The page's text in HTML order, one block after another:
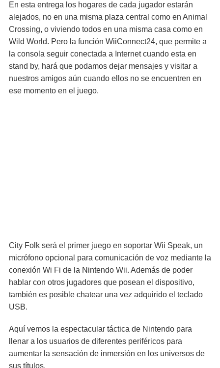
En esta entrega los hogares de cada jugador estarán
alejados, no en una misma plaza central como en Animal
Crossing, o viviendo todos en una misma casa como en
Wild World. Pero la función WiiConnect24, que permite a
la consola seguir conectada a Internet cuando esta en
stand by, hará que podamos dejar mensajes y visitar a
nuestros amigos aún cuando ellos no se encuentren en
ese momento en el juego.
City Folk será el primer juego en soportar Wii Speak, un
micrófono opcional para comunicación de voz mediante la
conexión Wi Fi de la Nintendo Wii. Además de poder
hablar con otros jugadores que posean el dispositivo,
también es posible chatear una vez adquirido el teclado
USB.
Aquí vemos la espectacular táctica de Nintendo para
llenar a los usuarios de diferentes periféricos para
aumentar la sensación de inmersión en los universos de
sus títulos.